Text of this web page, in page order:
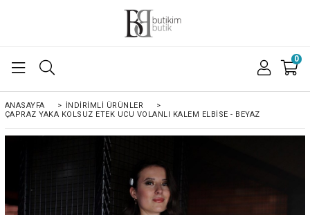
0
ANASAYFA > İNDIRIMLI ÜRÜNLER
>
ÇAPRAZ YAKA KOLSUZ ETEK UCU VOLANLI KALEM ELBISE - BEYAZ